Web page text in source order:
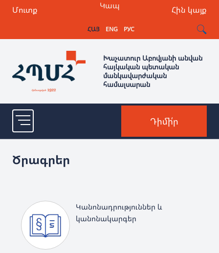
Մուտք Հին կայք
Կապ
ՀԱՅ ENG РУС
Խաչատուր Աբովյանի անվան
հայկական պետական
մանկավարժական
համալսարան
Դիմի՛ր
Ծրագրեր
Կանոնադրություններ և
կանոնակարգեր